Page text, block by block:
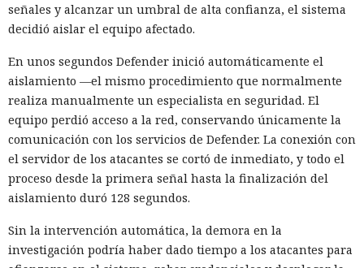
señales y alcanzar un umbral de alta confianza, el sistema
decidió aislar el equipo afectado.
En unos segundos Defender inició automáticamente el
aislamiento —el mismo procedimiento que normalmente
realiza manualmente un especialista en seguridad. El
equipo perdió acceso a la red, conservando únicamente la
comunicación con los servicios de Defender. La conexión con
el servidor de los atacantes se cortó de inmediato, y todo el
proceso desde la primera señal hasta la finalización del
aislamiento duró 128 segundos.
Sin la intervención automática, la demora en la
investigación podría haber dado tiempo a los atacantes para